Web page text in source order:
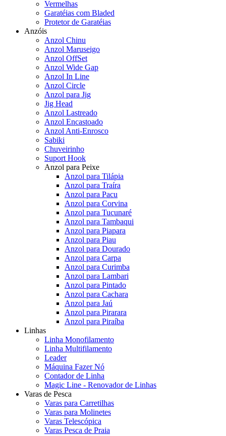
Vermelhas
Garatéias com Bladed
Protetor de Garatéias
Anzóis
Anzol Chinu
Anzol Maruseigo
Anzol OffSet
Anzol Wide Gap
Anzol In Line
Anzol Circle
Anzol para Jig
Jig Head
Anzol Lastreado
Anzol Encastoado
Anzol Anti-Enrosco
Sabiki
Chuveirinho
Suport Hook
Anzol para Peixe
Anzol para Tilápia
Anzol para Traíra
Anzol para Pacu
Anzol para Corvina
Anzol para Tucunaré
Anzol para Tambaqui
Anzol para Piapara
Anzol para Piau
Anzol para Dourado
Anzol para Carpa
Anzol para Curimba
Anzol para Lambari
Anzol para Pintado
Anzol para Cachara
Anzol para Jaú
Anzol para Pirarara
Anzol para Piraíba
Linhas
Linha Monofilamento
Linha Multifilamento
Leader
Máquina Fazer Nó
Contador de Linha
Magic Line - Renovador de Linhas
Varas de Pesca
Varas para Carretilhas
Varas para Molinetes
Varas Telescópica
Varas Pesca de Praia